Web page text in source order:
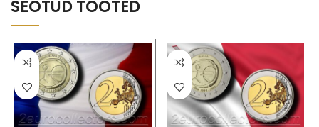
SEOTUD TOOTED